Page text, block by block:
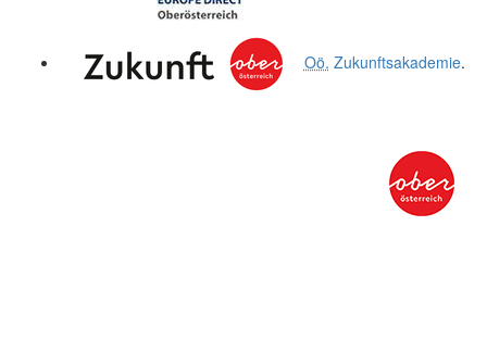
Oö. Zukunftsakademie.